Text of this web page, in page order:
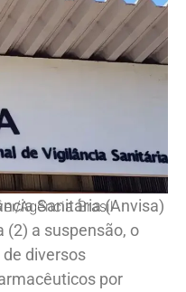
Agência Brasil
Sanitária (Anvisa)
a suspensão, o
diversos
por